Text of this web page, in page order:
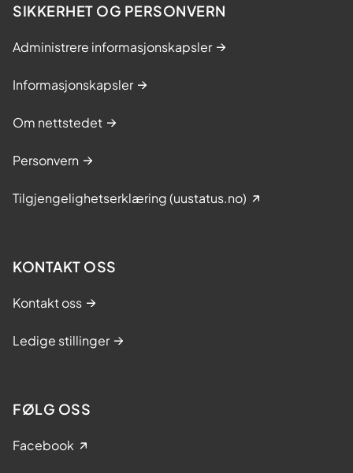
SIKKERHET OG PERSONVERN
Administrere informasjonskapsler
Informasjonskapsler
Om nettstedet
Personvern
Tilgjengelighetserklæring (uustatus.no)
KONTAKT OSS
Kontakt oss
Ledige stillinger
FØLG OSS
Facebook